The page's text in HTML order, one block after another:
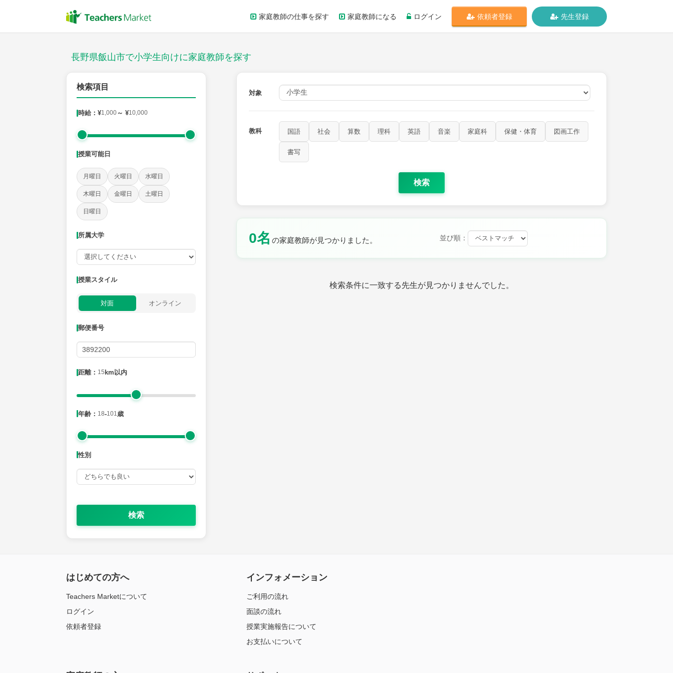
家庭教師の仕事を探す 家庭教師になる ログイン 依頼者登録 先生登録
長野県飯山市で小学生向けに家庭教師を探す
検索項目
時給：¥1,000～ ¥10,000
授業可能日
月曜日 火曜日 水曜日
木曜日 金曜日 土曜日
日曜日
所属大学
授業スタイル
対面 オンライン
郵便番号
距離： 15 km以内
年齢： 18-101 歳
性別
検索
対象
教科 国語 社会 算数 理科 英語 音楽 家庭科 保健・体育 図画工作
書写
検索
0名 の家庭教師が見つかりました。 並び順：
検索条件に一致する先生が見つかりませんでした。
授業スタイル
社会 算数 理科
時給：¥1,000 ～ ¥10,000
授業可能日
月曜日 火曜日
距離：15km以内
年齢：18-101歳
はじめての方へ
Teachers Marketについて
ログイン
依頼者登録
インフォメーション
ご利用の流れ
面談の流れ
授業実施報告について
お支払いについて